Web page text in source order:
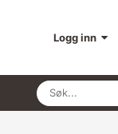
Logg inn